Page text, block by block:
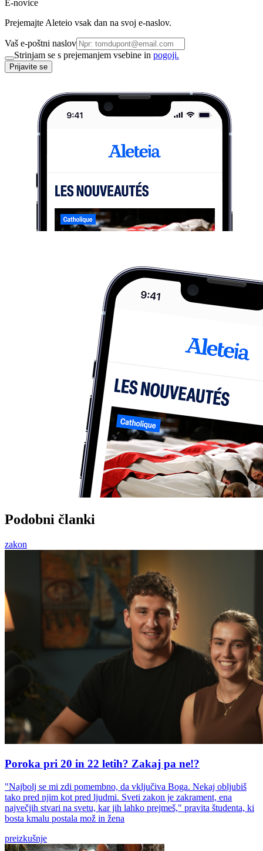
E-novice
Prejemajte Aleteio vsak dan na svoj e-naslov.
Vaš e-poštni naslov
Strinjam se s prejemanjem vsebine in pogoji.
Prijavite se
Podobni članki
zakon
Poroka pri 20 in 22 letih? Zakaj pa ne!?
"Najbolj se mi zdi pomembno, da vključiva Boga. Nekaj obljubiš
tako pred njim kot pred ljudmi. Sveti zakon je zakrament, ena
največjih stvari na svetu, kar jih lahko prejmeš," pravita študenta, ki
bosta kmalu postala mož in žena
preizkušnje